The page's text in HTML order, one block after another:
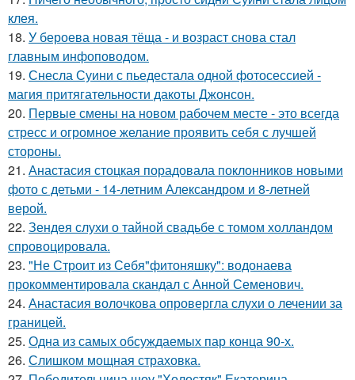
клея.
18. У бероева новая тёща - и возраст снова стал
главным инфоповодом.
19. Снесла Суини с пьедестала одной фотосессией -
магия притягательности дакоты Джонсон.
20. Первые смены на новом рабочем месте - это всегда
стресс и огромное желание проявить себя с лучшей
стороны.
21. Анастасия стоцкая порадовала поклонников новыми
фото с детьми - 14-летним Александром и 8-летней
верой.
22. Зендея слухи о тайной свадьбе с томом холландом
спровоцировала.
23. "Не Строит из Себя"фитоняшку": водонаева
прокомментировала скандал с Анной Семенович.
24. Анастасия волочкова опровергла слухи о лечении за
границей.
25. Одна из самых обсуждаемых пар конца 90-х.
26. Слишком мощная страховка.